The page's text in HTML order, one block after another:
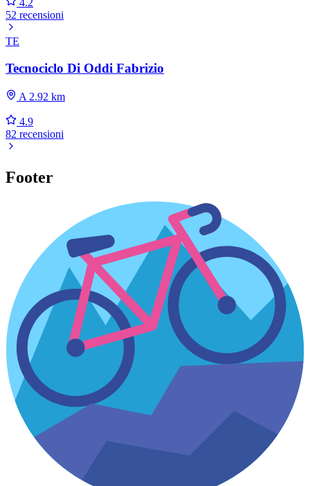
4.2
52 recensioni
TE
Tecnociclo Di Oddi Fabrizio
A 2.92 km
4.9
82 recensioni
Footer